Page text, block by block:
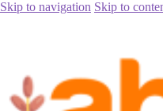
Skip to navigation Skip to
Jual
Tanpa Biji Pidie Jaya Hub.
Posted onAugust 25, 2017 by